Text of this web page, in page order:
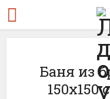
Баня из